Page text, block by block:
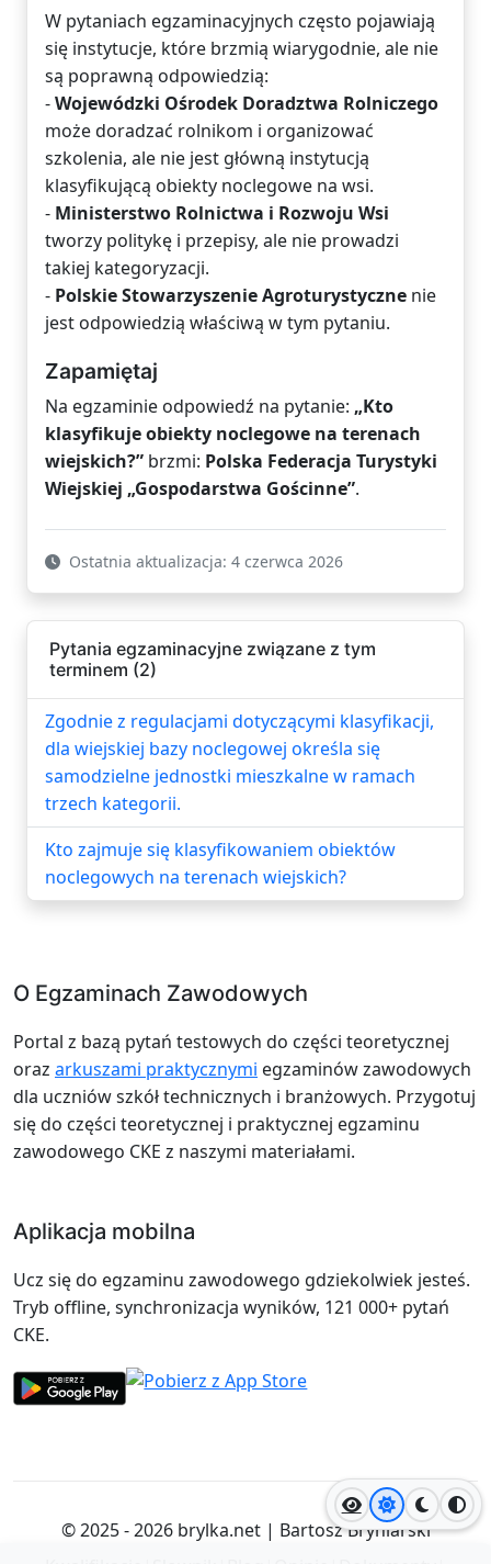
Jasny motyw
Ciemny
W pytaniach egzaminacyjnych często pojawiają
się instytucje, które brzmią wiarygodnie, ale nie
są poprawną odpowiedzią:
-Wojewódzki Ośrodek Doradztwa Rolniczego
może doradzać rolnikom i organizować
szkolenia, ale nie jest główną instytucją
klasyfikującą obiekty noclegowe na wsi.
- Ministerstwo Rolnictwa i Rozwoju Wsi
tworzy politykę i przepisy, ale nie prowadzi
takiej kategoryzacji.
- Polskie Stowarzyszenie Agroturystyczne nie
jest odpowiedzią właściwą w tym pytaniu.
Zapamiętaj
Na egzaminie odpowiedź na pytanie: „Kto
klasyfikuje obiekty noclegowe na terenach
wiejskich?” brzmi: Polska Federacja Turystyki
Wiejskiej „Gospodarstwa Gościnne”.
Ostatnia aktualizacja: 4 czerwca 2026
Pytania egzaminacyjne związane z tym
terminem (2)
Zgodnie z regulacjami dotyczącymi klasyfikacji,
dla wiejskiej bazy noclegowej określa się
samodzielne jednostki mieszkalne w ramach
trzech kategorii.
Kto zajmuje się klasyfikowaniem obiektów
noclegowych na terenach wiejskich?
O Egzaminach Zawodowych
Portal z bazą pytań testowych do części teoretycznej
oraz arkuszami praktycznymi egzaminów zawodowych
dla uczniów szkół technicznych i branżowych. Przygotuj
się do części teoretycznej i praktycznej egzaminu
zawodowego CKE z naszymi materiałami.
Aplikacja mobilna
Ucz się do egzaminu zawodowego gdziekolwiek jesteś.
Tryb offline, synchronizacja wyników, 121 000+ pytań
CKE.
© 2025 - 2026 brylka.net| Bartosz Bryniarski